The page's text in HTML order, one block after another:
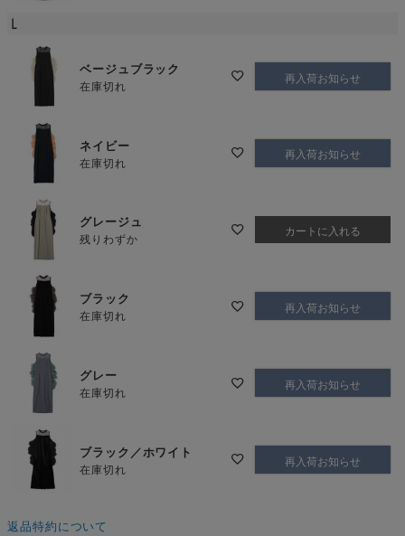
L
ベージュブラック
在庫切れ 再入荷お知らせ
ネイビー
在庫切れ 再入荷お知らせ
グレージュ
残りわずか カートに入れる
ブラック
在庫切れ 再入荷お知らせ
グレー
在庫切れ 再入荷お知らせ
ブラック／ホワイト
在庫切れ 再入荷お知らせ
返品特約について